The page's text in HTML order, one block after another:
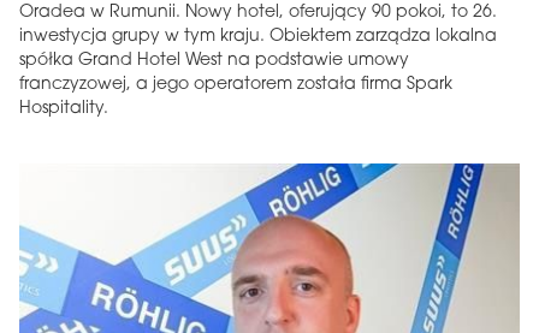
Oradea w Rumunii. Nowy hotel, oferujący 90 pokoi, to 26.
inwestycja grupy w tym kraju. Obiektem zarządza lokalna
spółka Grand Hotel West na podstawie umowy
franczyzowej, a jego operatorem została firma Spark
Hospitality.